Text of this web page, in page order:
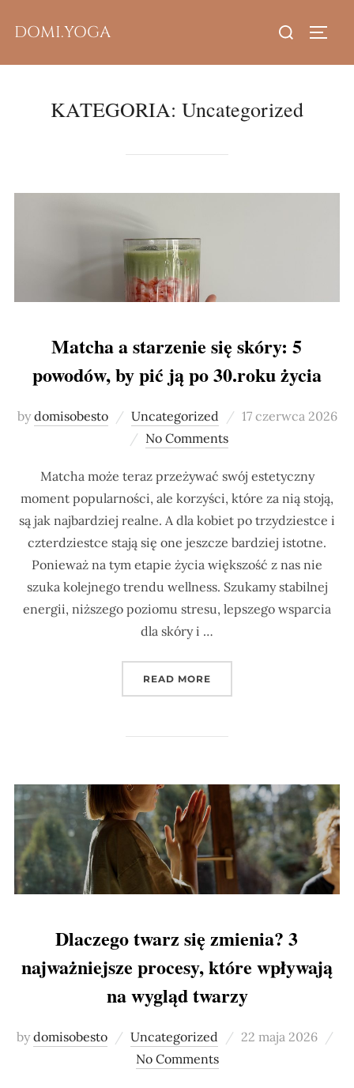
DOMI.YOGA
Search
KATEGORIA: Uncategorized
Matcha a starzenie się skóry: 5
powodów, by pić ją po 30.roku życia
bydomisobesto Uncategorized
Posted
17 czerwca 2026
No Comments
Matcha może teraz przeżywać swój estetyczny
moment popularności, ale korzyści, które za nią stoją,
są jak najbardziej realne. A dla kobiet po trzydziestce i
czterdziestce stają się one jeszcze bardziej istotne.
Ponieważ na tym etapie życia większość z nas nie
szuka kolejnego trendu wellness. Szukamy stabilnej
energii, niższego poziomu stresu, lepszego wsparcia
dla skóry i …
READ MORE
Dlaczego twarz się zmienia? 3
najważniejsze procesy, które wpływają
na wygląd twarzy
bydomisobesto Uncategorized
Posted
22 maja 2026
No Comments